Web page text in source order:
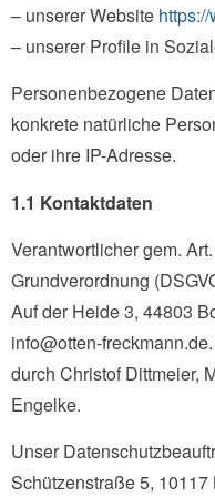
– unserer Website
– unserer Profile in
Personenbezogene
konkrete natürliche
oder ihre IP-Adresse.
1.1 Kontaktdaten
Verantwortlicher gem.
Grundverordnung
Auf der Heide 3, 44803
info@otten-
durch Christof Dittmeier,
Engelke.
Unser
Schützenstraße 5, 10117